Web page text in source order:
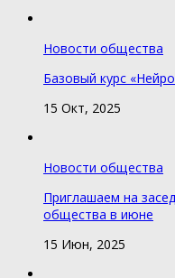
Новости общества
Базовый курс
15 Окт, 2025
Новости общества
Приглашаем на
общества в июне
15 Июн, 2025